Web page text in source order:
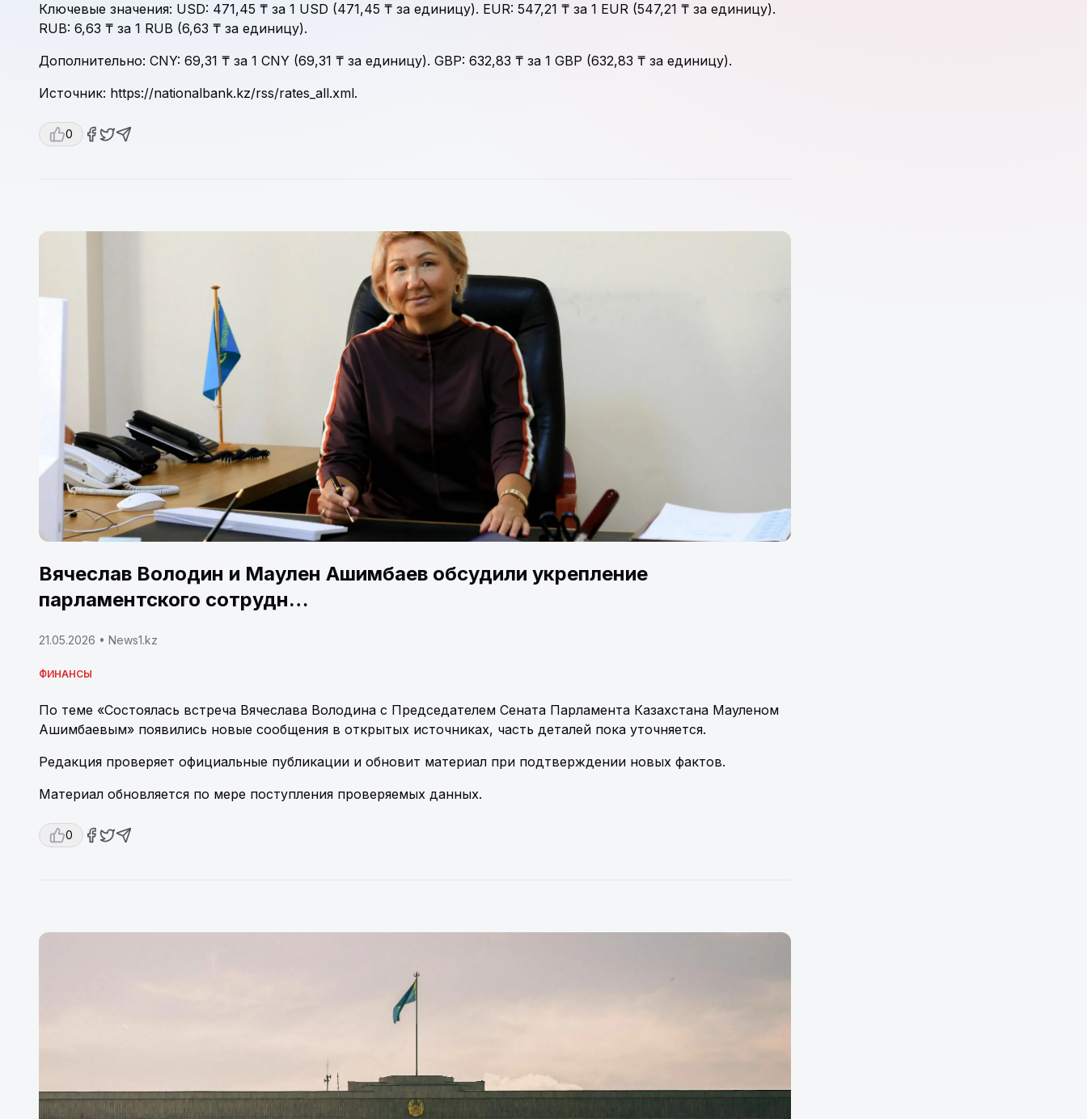
Ключевые значения: USD: 471,45 ₸ за 1 USD (471,45 ₸ за единицу). EUR: 547,21 ₸ за 1 EUR (547,21 ₸ за единицу).
RUB: 6,63 ₸ за 1 RUB (6,63 ₸ за единицу).
Дополнительно: CNY: 69,31 ₸ за 1 CNY (69,31 ₸ за единицу). GBP: 632,83 ₸ за 1 GBP (632,83 ₸ за единицу).
Источник: https://nationalbank.kz/rss/rates_all.xml.
0
Вячеслав Володин и Маулен Ашимбаев обсудили укрепление
парламентского сотрудн…
21.05.2026 • News1.kz
ФИНАНСЫ
По теме «Состоялась встреча Вячеслава Володина с Председателем Сената Парламента Казахстана Мауленом
Ашимбаевым» появились новые сообщения в открытых источниках, часть деталей пока уточняется.
Редакция проверяет официальные публикации и обновит материал при подтверждении новых фактов.
Материал обновляется по мере поступления проверяемых данных.
0